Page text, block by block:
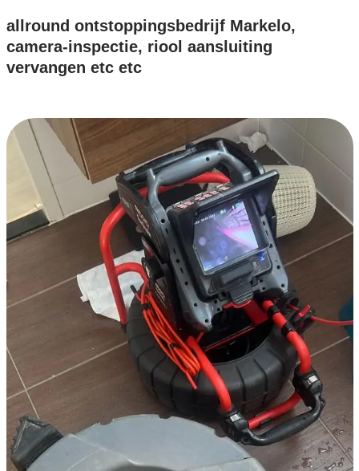
allround ontstoppingsbedrijf Markelo,
camera-inspectie, riool aansluiting
vervangen etc etc